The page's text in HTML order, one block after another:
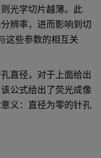
光学切片越薄。此
辨率，进而影响到切
这些参数的相互关
直径，对于上面给出
公式给出了荧光成像
义：直径为零的针孔